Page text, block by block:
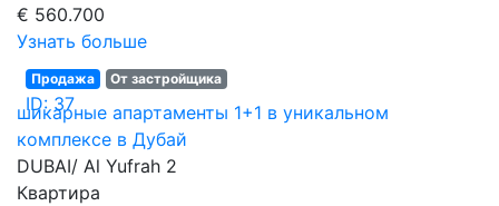
€ 560.700
Узнать больше
Продажа От застройщика
ID: 37
шикарные апартаменты 1+1 в уникальном
комплексе в Дубай
DUBAI/ Al Yufrah 2
Квартира